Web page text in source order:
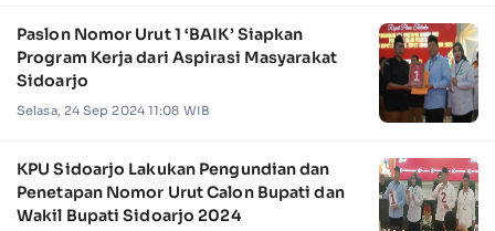
Paslon Nomor Urut 1 ‘BAIK’ Siapkan
Program Kerja dari Aspirasi Masyarakat
Sidoarjo
Selasa, 24 Sep 2024 11:08 WIB
KPU Sidoarjo Lakukan Pengundian dan
Penetapan Nomor Urut Calon Bupati dan
Wakil Bupati Sidoarjo 2024